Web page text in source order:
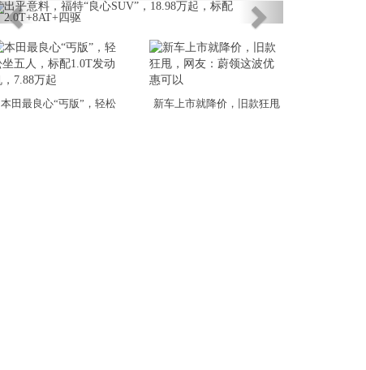
Previous
本田最良心“丐版”，轻松 新车上市就降价，旧款狂甩